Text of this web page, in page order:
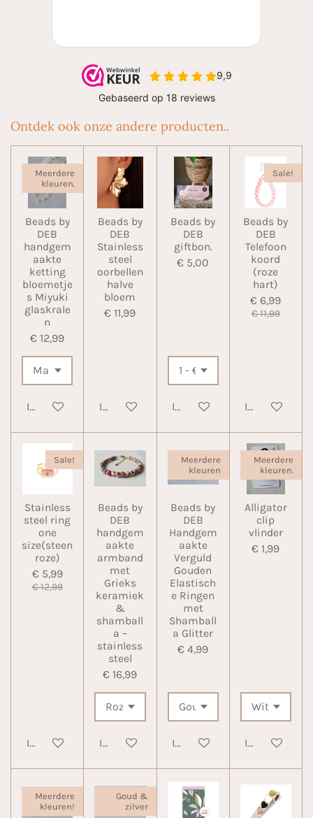
Ontdek ook onze andere producten..
Meerdere
kleuren.
Beads by
DEB
handgem
aakte
ketting
bloemetje
s Miyuki
glaskrale
n
€ 12,99
In winkelwagen
Beads by
DEB
Stainless
steel
oorbellen
halve
bloem
€ 11,99
In winkelwagen
Beads by
DEB
giftbon.
€ 5,00
In winkelwagen
Sale!
Beads by
DEB
Telefoon
koord
(roze
hart)
€ 6,99
€ 11,99
In
Sale!
Stainless
steel ring
one
size(steen
roze)
€ 5,99
€ 12,99
In winkelwagen
Beads by
DEB
handgem
aakte
armband
met
Grieks
keramiek
&
shamball
a –
stainless
steel
€ 16,99
In winkelwagen
Meerdere
kleuren
Beads by
DEB
Handgem
aakte
Verguld
Gouden
Elastisch
e Ringen
met
Shamball
a Glitter
€ 4,99
In winkelwagen
Meerdere
kleuren.
Alligator
clip
vlinder
€ 1,99
In
Meerdere
kleuren!
Goud &
zilver